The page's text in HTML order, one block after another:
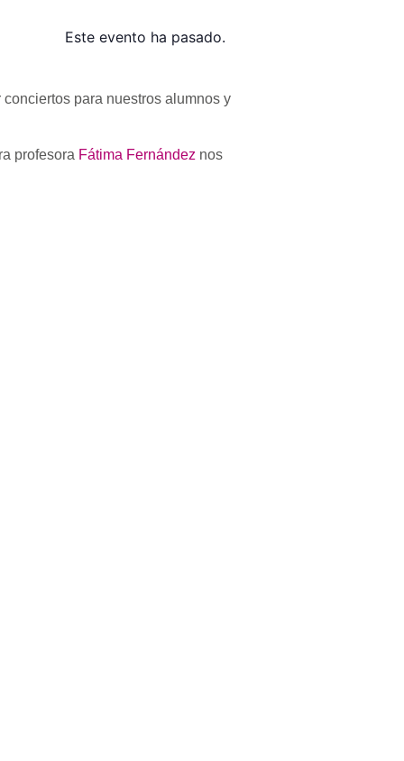
Este evento ha pasado.
para nuestros alumnos y
profesora Fátima Fernández nos